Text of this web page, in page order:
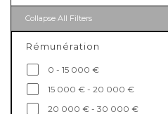
Collapse All Filters
Rémunération
0 - 15 000 €
15 000 € - 20 000 €
20 000 € - 30 000 €